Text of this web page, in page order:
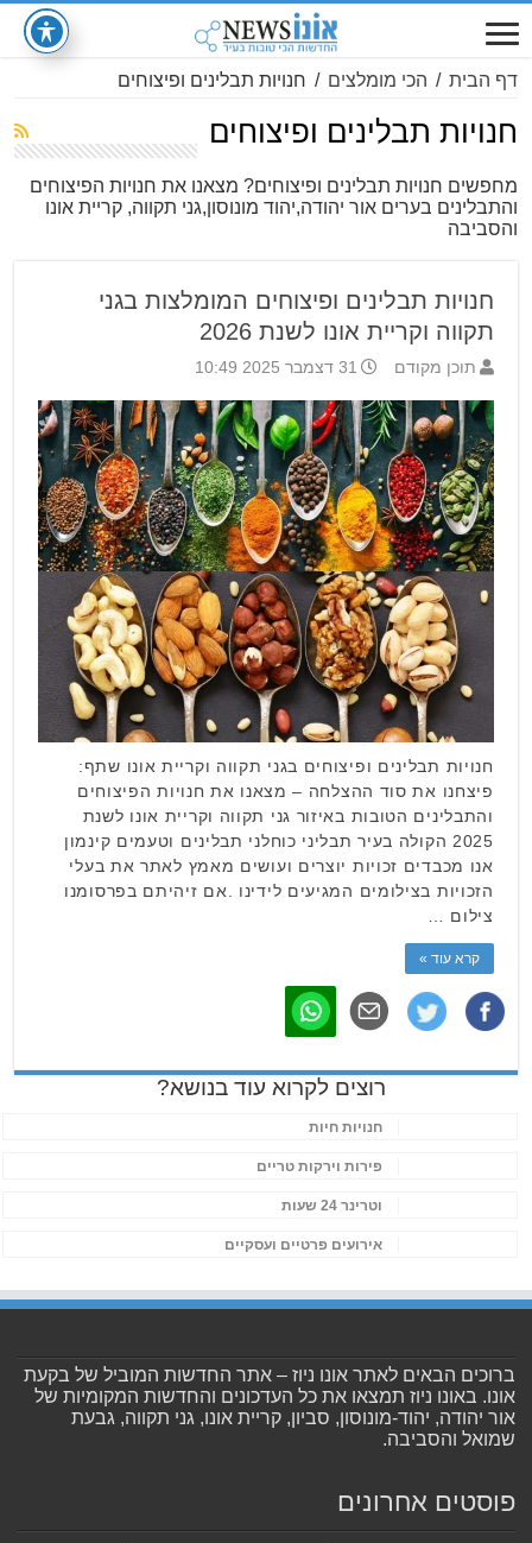
דף הבית / הכי מומלצים / חנויות תבלינים ופיצוחים
חנויות תבלינים ופיצוחים
מחפשים חנויות תבלינים ופיצוחים? מצאנו את חנויות הפיצוחים
והתבלינים בערים אור יהודה,יהוד מונוסון,גני תקווה, קריית אונו
והסביבה
חנויות תבלינים ופיצוחים המומלצות בגני
תקווה וקריית אונו לשנת 2026
תוכן מקודם 31 דצמבר 2025 10:49
חנויות תבלינים ופיצוחים בגני תקווה וקריית אונו שתף:
פיצחנו את סוד ההצלחה – מצאנו את חנויות הפיצוחים
והתבלינים הטובות באיזור גני תקווה וקריית אונו לשנת
2025 הקולה בעיר תבליני כוחלני תבלינים וטעמים קינמון
אנו מכבדים זכויות יוצרים ועושים מאמץ לאתר את בעלי
הזכויות בצילומים המגיעים לידינו .אם זיהיתם בפרסומנו
צילום …
קרא עוד »
רוצים לקרוא עוד בנושא?
חנויות חיות
פירות וירקות טריים
וטרינר 24 שעות
אירועים פרטיים ועסקיים
ברוכים הבאים לאתר אונו ניוז – אתר החדשות המוביל של בקעת
אונו. באונו ניוז תמצאו את כל העדכונים והחדשות המקומיות של
אור יהודה, יהוד-מונוסון, סביון, קריית אונו, גני תקווה, גבעת
שמואל והסביבה.
פוסטים אחרונים